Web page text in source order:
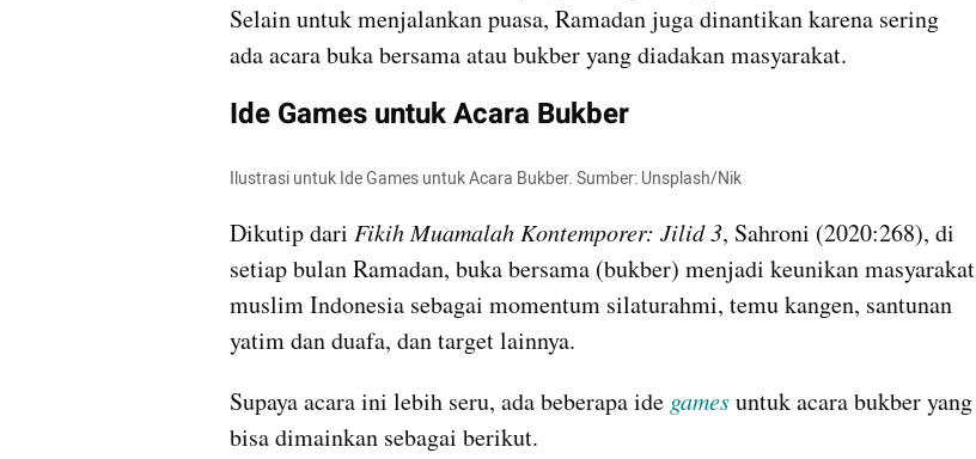
Selain untuk menjalankan puasa, Ramadan juga dinantikan karena sering
ada acara buka bersama atau bukber yang diadakan masyarakat.
Ide Games untuk Acara Bukber
Ilustrasi untuk Ide Games untuk Acara Bukber. Sumber: Unsplash/Nik
Dikutip dari Fikih Muamalah Kontemporer: Jilid 3, Sahroni (2020:268), di
setiap bulan Ramadan, buka bersama (bukber) menjadi keunikan masyarakat
muslim Indonesia sebagai momentum silaturahmi, temu kangen, santunan
yatim dan duafa, dan target lainnya.
Supaya acara ini lebih seru, ada beberapa ide games untuk acara bukber yang
bisa dimainkan sebagai berikut.